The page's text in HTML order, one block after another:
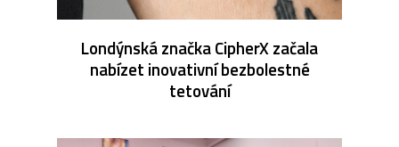
Londýnská značka CipherX začala
nabízet inovativní bezbolestné
tetování